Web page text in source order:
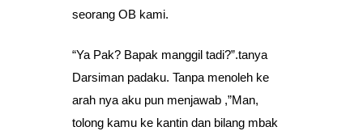
seorang OB kami.
“Ya Pak? Bapak manggil tadi?”.tanya
Darsiman padaku. Tanpa menoleh ke
arah nya aku pun menjawab ,”Man,
tolong kamu ke kantin dan bilang mbak